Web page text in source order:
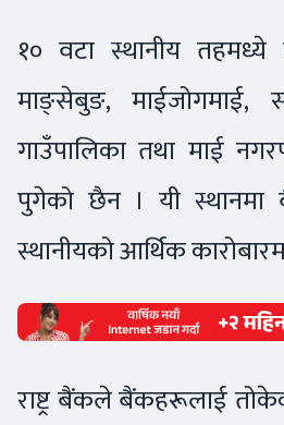
१० वटा स्थानीय
माङ्सेबुङ, माईजोगमाई,
गाउँपालिका तथा माई
पुगेको छैन । यी
स्थानीयको आर्थिक
राष्ट्र बैंकले बैंकहरूलाई